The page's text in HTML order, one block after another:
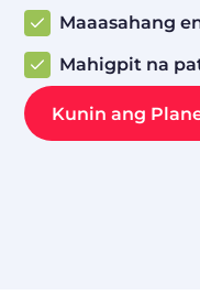
Maaasahang
Mahigpit na
Kunin ang